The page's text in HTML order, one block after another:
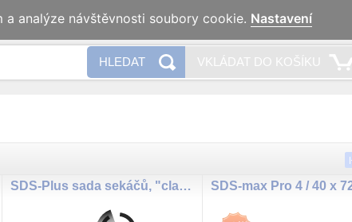
Naše pobočky
HLEDAT VKLÁDAT DO KOŠÍKU
SDS-Plus sada sekáčů, "classic", 3dílná SDS-max Pro 4 / 40 x
analýze návštěvnosti soubory cookie. Nastavení